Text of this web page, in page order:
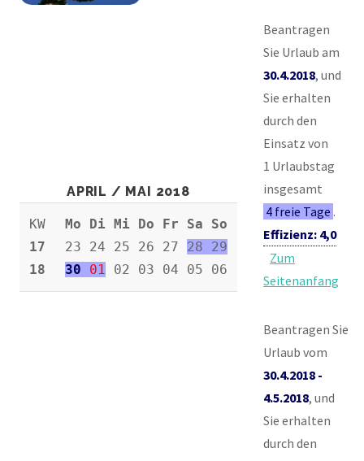
APRIL / MAI 2018
KW
17
18
Mo Di Mi Do Fr Sa So
23 24 25 26 27 28 29
30
01 02 03 04 05 06
Beantragen
Sie Urlaub am
30.4.2018, und
Sie erhalten
durch den
Einsatz von
1 Urlaubstag
insgesamt
4 freie Tage .
Effizienz: 4,0
Zum
Seitenanfang
Beantragen Sie
Urlaub vom
30.4.2018 -
4.5.2018, und
Sie erhalten
durch den